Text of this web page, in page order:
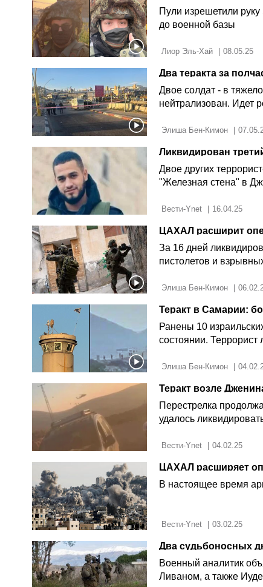
Пули изрешетили
до военной базы
08.05.25
Два теракта за
Двое солдат - в
нейтрализован. Идет
Двое других
"Железная стена" в
16.04.25
ЦАХАЛ расширит
За 16 дней
пистолетов и
Ранены 10
состоянии. Террорист
Теракт возле
Перестрелка
удалось
04.02.25
В настоящее время
03.02.25
Два судьбоносных
Военный аналитик
Ливаном, а также